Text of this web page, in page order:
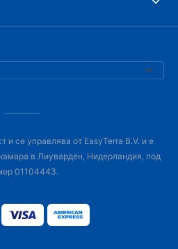
и се управлява от EasyTerra B.V. и е
в Лиуварден, Нидерландия, под
01104443.